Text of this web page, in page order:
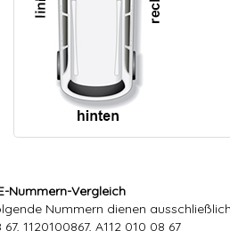
Nummern-Vergleich
Nummern dienen
67, 1120100867, A112 010 08 67